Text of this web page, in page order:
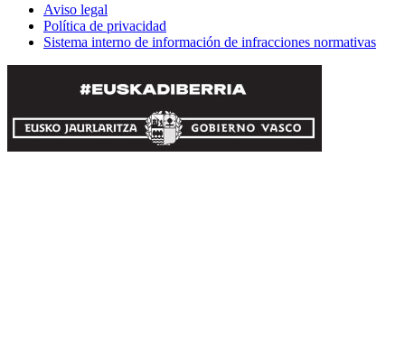
Aviso legal
Política de privacidad
Sistema interno de información de infracciones normativas